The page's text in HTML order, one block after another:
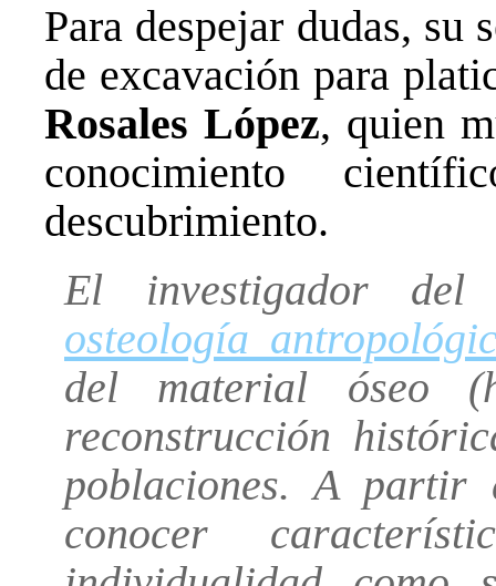
Para despejar dudas,
de excavación para
Rosales López, quien
conocimiento
descubrimiento.
El investigador
osteología
del material óseo
reconstrucción
poblaciones. A partir
conocer